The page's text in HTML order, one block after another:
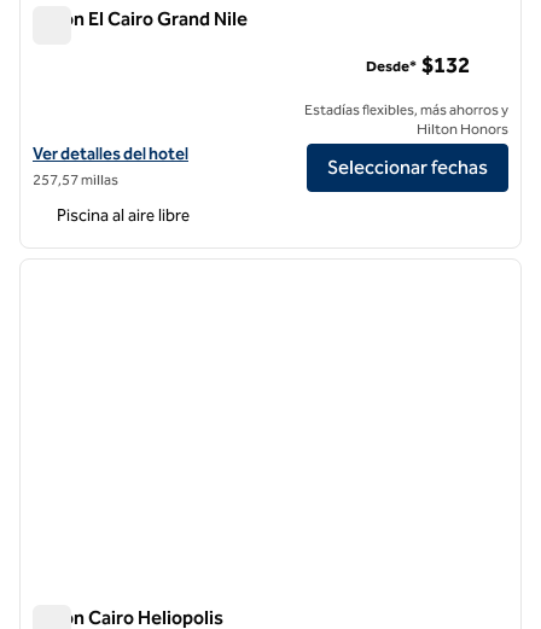
Hilton El Cairo Grand Nile
Ver detalles del hotel Hilton Cairo Grand Nile
Ver detalles del hotel
257,57 millas
Desde* $132
Estadías flexibles, más ahorros y
Hilton Honors
Seleccionar fechas
Piscina al aire libre
1 de 12
Hilton Cairo Heliopolis